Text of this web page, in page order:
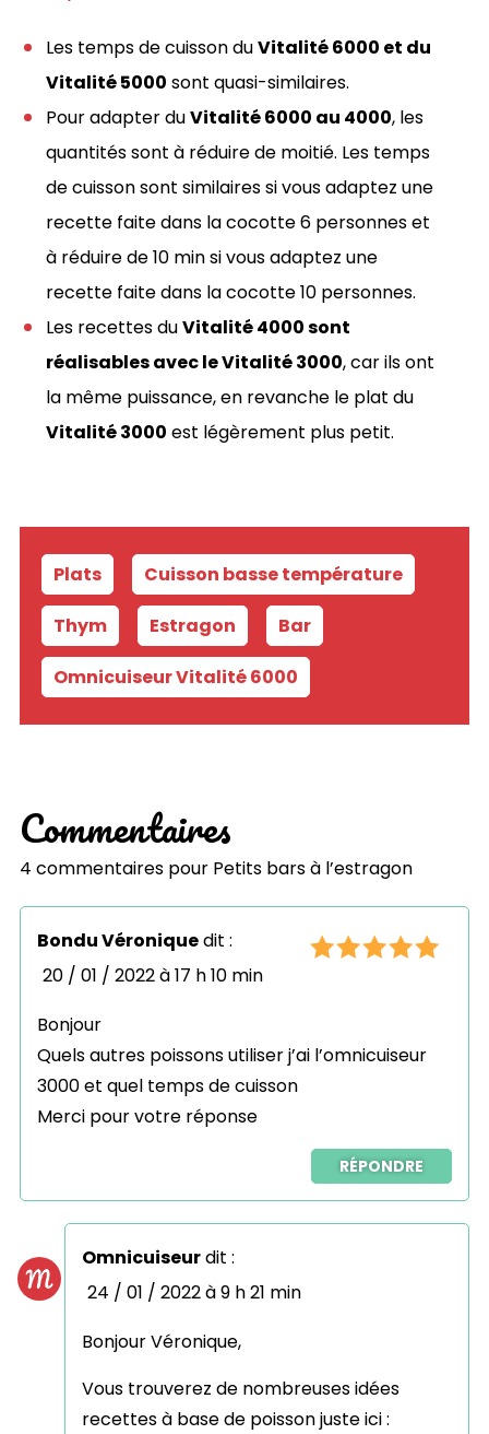
Les temps de cuisson duVitalité 6000 et du
Vitalité 5000 sont quasi-similaires.
Pour adapter duVitalité 6000 au 4000, les
quantités sont à réduire de moitié. Les temps
de cuisson sont similaires si vous adaptez une
recette faite dans la cocotte 6 personnes et
à réduire de 10 min si vous adaptez une
recette faite dans la cocotte 10 personnes.
Les recettes duVitalité 4000 sont
réalisables avec le Vitalité 3000, car ils ont
la même puissance, en revanche le plat du
Vitalité 3000 est légèrement plus petit.
Plats Cuisson basse température
Thym Estragon Bar
Omnicuiseur Vitalité 6000
Commentaires
4 commentaires pour Petits bars à l’estragon
Bondu Véroniquedit :
20 / 01 / 2022 à 17 h 10 min
Bonjour
Quels autres poissons utiliser j’ai l’omnicuiseur
3000 et quel temps de cuisson
Merci pour votre réponse
RÉPONDRE
Omnicuiseurdit :
24 / 01 / 2022 à 9 h 21 min
Bonjour Véronique,
Vous trouverez de nombreuses idées
recettes à base de poisson juste ici :